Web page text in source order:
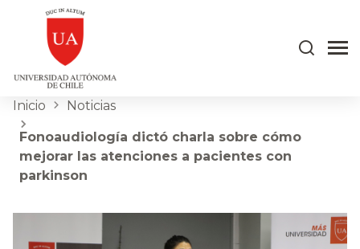
Inicio Noticias
Fonoaudiología dictó charla sobre cómo
mejorar las atenciones a pacientes con
parkinson